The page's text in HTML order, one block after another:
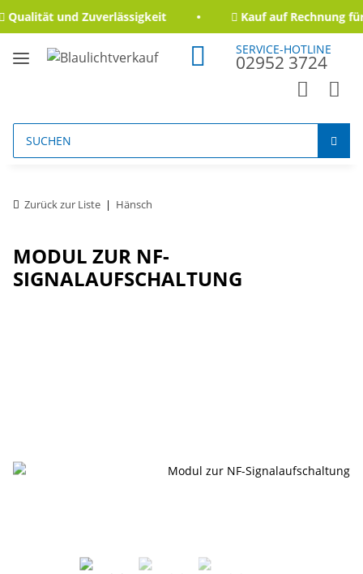
und Zuverlässigkeit Kauf auf Rechnung für
SERVICE-HOTLINE
02952 3724
Zurück zur Liste Hänsch
MODUL ZUR NF-
SIGNALAUFSCHALTUNG